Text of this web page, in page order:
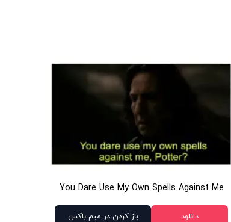
You Dare Use My Own Spells Against Me
دانلود باز کردن در میم باکس